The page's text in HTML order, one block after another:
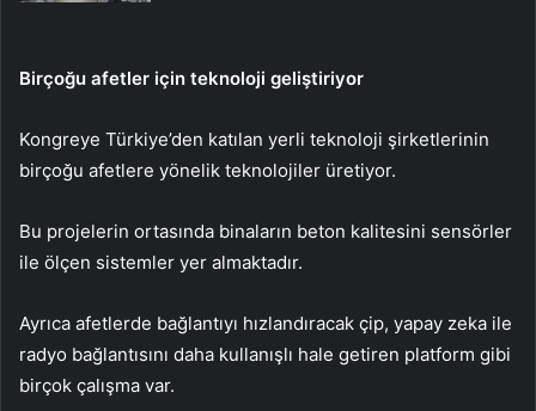
Birçoğu afetler için teknoloji geliştiriyor
Kongreye Türkiye’den katılan yerli teknoloji şirketlerinin
birçoğu afetlere yönelik teknolojiler üretiyor.
Bu projelerin ortasında binaların beton kalitesini sensörler
ile ölçen sistemler yer almaktadır.
Ayrıca afetlerde bağlantıyı hızlandıracak çip, yapay zeka ile
radyo bağlantısını daha kullanışlı hale getiren platform gibi
birçok çalışma var.